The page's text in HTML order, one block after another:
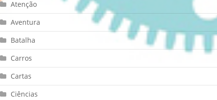
Atenção
Aventura
Batalha
Carros
Cartas
Ciências